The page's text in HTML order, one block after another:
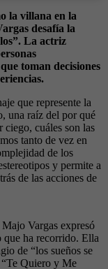
la villana en la
desafía la
La actriz
toman decisiones
que represente la
una raíz del por qué
ciego, cuáles son las
tanto de vez en
de los
y permite a
de las acciones de
Vargas expresó
ha recorrido. Ella
de “los sueños se
Quiero y Me